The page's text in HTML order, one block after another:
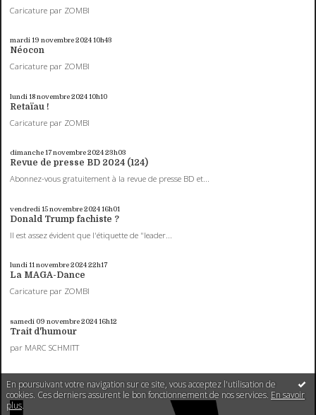
En poursuivant votre navigation sur ce site, vous acceptez l'utilisation de
cookies. Ces derniers assurent le bon fonctionnement de nos services. En savoir
plus.
Caricature par ZOMBI
mardi 19 novembre 202410h43
Néocon
Caricature par ZOMBI
lundi 18novembre 202410h10
Retaïau !
Caricature par ZOMBI
dimanche 17novembre 202423h03
Revue de presse BD 2024 (124)
Abonnez-vous gratuitement à la revue de presse BD et...
vendredi 15novembre 202416h01
Donald Trump fachiste ?
Il est assez évident que l'étiquette de "leader...
lundi 11novembre 202422h17
La MAGA-Dance
Caricature par ZOMBI
samedi 09 novembre 202416h12
Trait d'humour
par MARC SCHMITT